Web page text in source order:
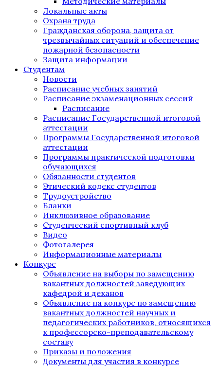
Локальные акты
Охрана труда
Гражданская оборона, защита от
чрезвычайных ситуаций и обеспечение
пожарной безопасности
Защита информации
Студентам
Новости
Расписание учебных занятий
Расписание экзаменационных сессий
Расписание
Расписание Государственной итоговой
аттестации
Программы Государственной итоговой
аттестации
Программы практической подготовки
обучающихся
Обязанности студентов
Этический кодекс студентов
Трудоустройство
Бланки
Инклюзивное образование
Студенческий спортивный клуб
Видео
Фотогалерея
Информационные материалы
Конкурс
Объявление на выборы по замещению
вакантных должностей заведующих
кафедрой и деканов
Объявление на конкурс по замещению
вакантных должностей научных и
педагогических работников, относящихся
к профессорско-преподавательскому
составу
Приказы и положения
Документы для участия в конкурсе